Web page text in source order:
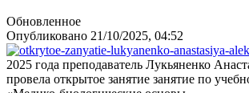
Обновленное
Опубликовано 21/10/2025, 04:52
2025 года преподаватель Лукьяненко
провела открытое занятие занятие по